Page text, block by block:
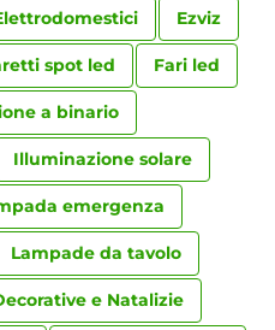
Ezviz
spot led Fari led
a binario
Illuminazione solare
emergenza
Lampade da tavolo
e Natalizie